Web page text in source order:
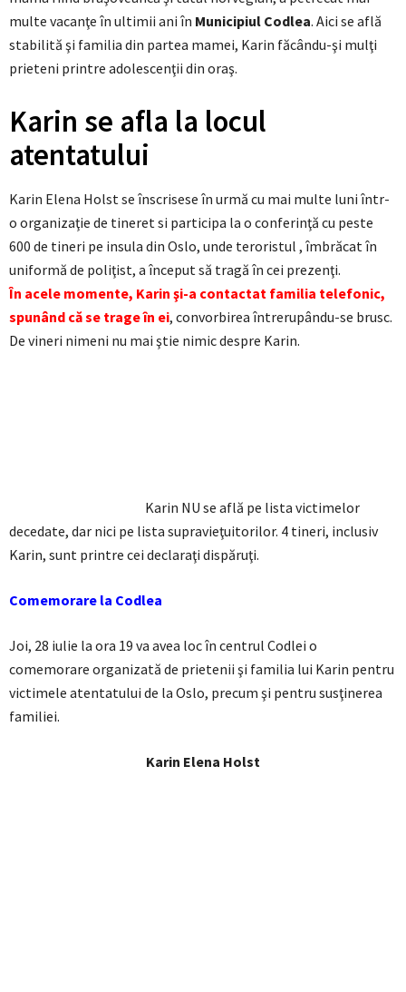
multe vacanţe în ultimii ani în Municipiul Codlea. Aici se află
stabilită şi familia din partea mamei, Karin făcându-şi mulţi
prieteni printre adolescenţii din oraş.
Karin se afla la locul
atentatului
Karin Elena Holst se înscrisese în urmă cu mai multe luni într-
o organizaţie de tineret si participa la o conferinţă cu peste
600 de tineri pe insula din Oslo, unde teroristul , îmbrăcat în
uniformă de poliţist, a început să tragă în cei prezenţi.
În acele momente, Karin şi-a contactat familia telefonic,
spunând că se trage în ei, convorbirea întrerupându-se brusc.
De vineri nimeni nu mai ştie nimic despre Karin.
Karin NU se află pe lista victimelor
decedate, dar nici pe lista supravieţuitorilor. 4 tineri, inclusiv
Karin, sunt printre cei declaraţi dispăruţi.
Comemorare la Codlea
Joi, 28 iulie la ora 19 va avea loc în centrul Codlei o
comemorare organizată de prietenii şi familia lui Karin pentru
victimele atentatului de la Oslo, precum şi pentru susţinerea
familiei.
Karin Elena Holst